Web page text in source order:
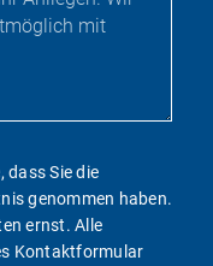
dass Sie die
genommen haben.
ernst. Alle
Kontaktformular